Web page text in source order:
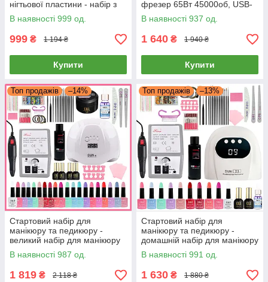
нігтьової пластини - набір з
фрезером 65 Вт 45 000 об/хв
+ матеріалами
В наявності 999 од.
999 ₴ 1 194 ₴
Купити
фрезер 65Вт 45000об, USB-
лампа 48Вт, 10гель-лаків,
база, топ, ремувер 100мл,
В наявності 937 од.
1 640 ₴ 1 940 ₴
Купити
Топ продажів –14%
Стартовий набір для
манікюру та педикюру -
великий набір для манікюру
(Фрезер, Лампа 54Вт, 20гель-
лаків, гель, розхідники)
В наявності 987 од.
1 819 ₴ 2 118 ₴
Топ продажів –13%
Стартовий набір для
манікюру та педикюру -
домашній набір для манікюру
(фрезер 20000об,
портативна LED лампа USB
В наявності 991 од.
1 630 ₴ 1 880 ₴